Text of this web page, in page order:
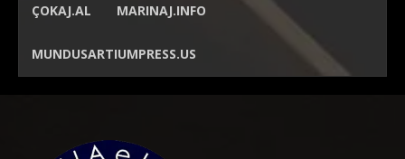
ÇOKAJ.AL MARINAJ.INFO
MUNDUSARTIUMPRESS.US